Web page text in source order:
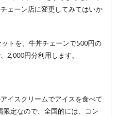
ェーン店に変更してみてはいか
トを、牛丼チェーンで500円の
2,000円分利用します。
イスクリームでアイスを食べて
限定なので、全国的には、コン